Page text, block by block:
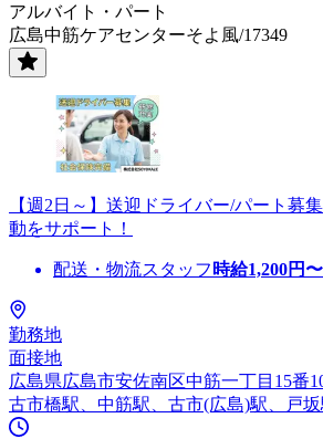
アルバイト・パート
広島中筋ケアセンターそよ風/17349
【週2日～】送迎ドライバー/パート募
動をサポート！
配送・物流スタッフ 時給1,200円〜
勤務地
面接地
広島県広島市安佐南区中筋一丁目15番
古市橋駅、中筋駅、古市(広島)駅、戸坂